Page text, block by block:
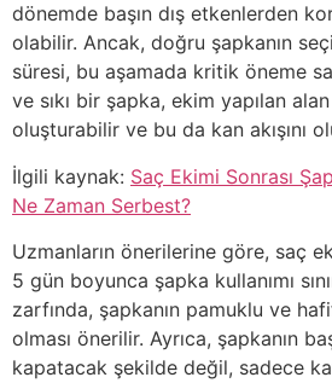
dönemde başın dış etkenlerden
olabilir. Ancak, doğru şapkanın
süresi, bu aşamada kritik öneme
ve sıkı bir şapka, ekim yapılan
oluşturabilir ve bu da kan akışını
İlgili kaynak: Saç Ekimi Sonrası
Ne Zaman Serbest?
Uzmanların önerilerine göre, saç
5 gün boyunca şapka kullanımı
zarfında, şapkanın pamuklu ve
olması önerilir. Ayrıca, şapkanın
kapatacak şekilde değil, sadece